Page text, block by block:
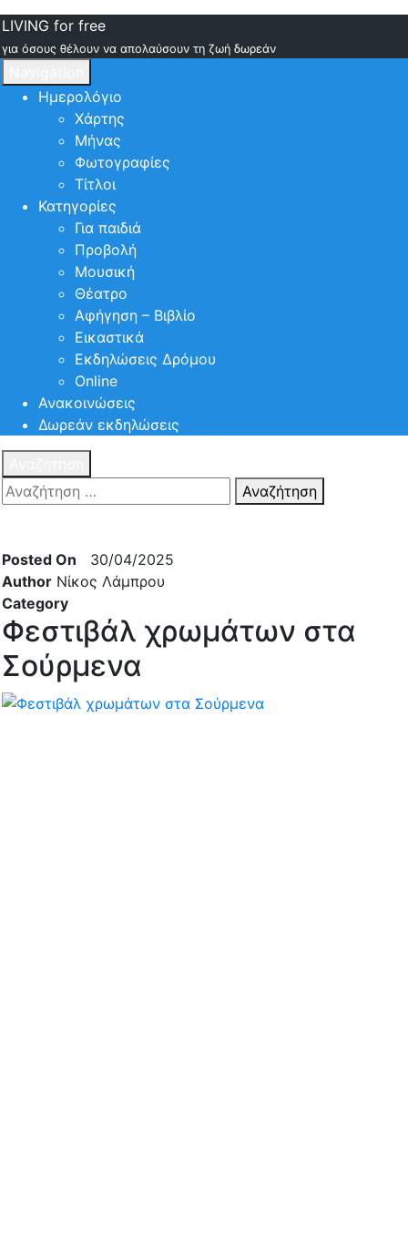
LIVING for free
για όσους θέλουν να απολαύσουν τη ζωή δωρεάν
Ημερολόγιο
Χάρτης
Μήνας
Φωτογραφίες
Τίτλοι
Κατηγορίες
Για παιδιά
Προβολή
Μουσική
Θέατρο
Αφήγηση – Βιβλίο
Εικαστικά
Εκδηλώσεις Δρόμου
Online
Ανακοινώσεις
Δωρεάν εκδηλώσεις
Αναζήτηση
Posted On
30/04/2025
Author Νίκος Λάμπρου
Category
Φεστιβάλ χρωμάτων στα
Σούρμενα